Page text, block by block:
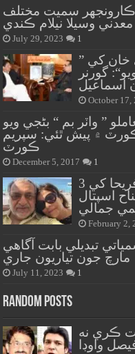
تي ڪارونجهر سميت مختلف
وسيلا نيلام ڪندي
July 29, 2023 1
” فرزند ڪراچي لياقت علي خان کي
گورنر
اسماعيل
October 17,
” واٽر بم “ بڻجي ويو
ڪورٽ ۾ پيش ٿئي: سپريم
ڪورٽ
December 5, 2017 1
هزار خان بجاراڻي کي هڪ ۽ فريحا کي 3
اسپتال
جمالي
February 2,
موسمياتي تبديلي بابت آگاهي
مارچ جون تياريون جاري
July 11, 2023 1
Random Posts
ڪري نه
واوڊا